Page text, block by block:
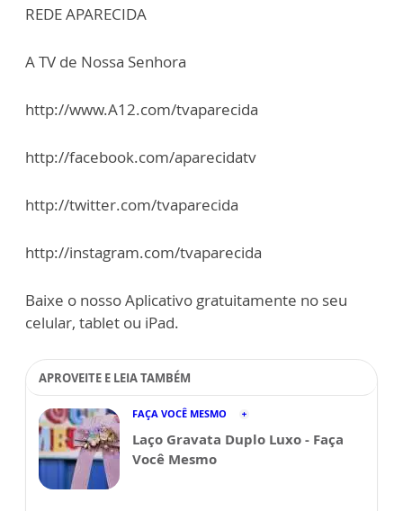
REDE APARECIDA
A TV de Nossa Senhora
http://www.A12.com/tvaparecida
http://facebook.com/aparecidatv
http://twitter.com/tvaparecida
http://instagram.com/tvaparecida
Baixe o nosso Aplicativo gratuitamente no seu
celular, tablet ou iPad.
APROVEITE E LEIA TAMBÉM
FAÇA VOCÊ MESMO
Laço Gravata Duplo Luxo - Faça
Você Mesmo